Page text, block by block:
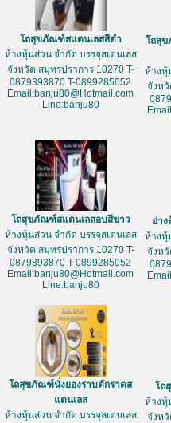
โถสุขภัณฑ์สแตนเลสสีดำ
ห้างหุ้นส่วน จำกัด บรรจุสเตนเลส
จังหวัด สมุทรปราการ 10270 T-
0879393870 T-0899285052
Email:banju80@Hotmail.com
Line:banju80
โถสุ
ห้างหุ้
จังห
โถสุขภัณฑ์สแตนเลสอบสีขาว
ห้างหุ้นส่วน จำกัด บรรจุสเตนเลส
จังหวัด สมุทรปราการ 10270 T-
0879393870 T-0899285052
Email:banju80@Hotmail.com
Line:banju80
อ่า
ห้างหุ้
จังห
โถสุขภัณฑ์นั่งยองราบตักราดส
แตนเลส
ห้างหุ้นส่วน จำกัด บรรจุสเตนเลส
โถ
ห้างหุ้
จังห